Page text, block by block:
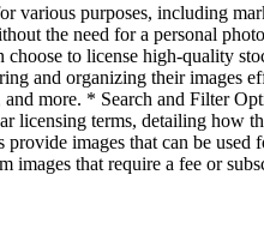
various purposes, including
the need for a personal
to license high-quality
and organizing their images
more. * Search and Filter
terms, detailing how
images that can be used
images that require a fee or